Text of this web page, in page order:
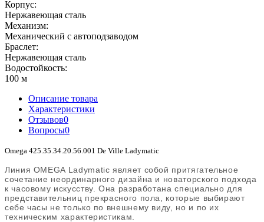
Корпус:
Нержавеющая сталь
Механизм:
Механический с автоподзаводом
Браслет:
Нержавеющая сталь
Водостойкость:
100 м
Описание товара
Характеристики
Отзывов0
Вопросы0
Omega 425.35.34.20.56.001 De Ville Ladymatic
Линия OMEGA Ladymatic являет собой притягательное
сочетание неординарного дизайна и новаторского подхода
к часовому искусству. Она разработана специально для
представительниц прекрасного пола, которые выбирают
себе часы не только по внешнему виду, но и по их
техническим характеристикам.